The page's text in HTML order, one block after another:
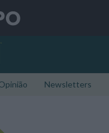
Newsletters